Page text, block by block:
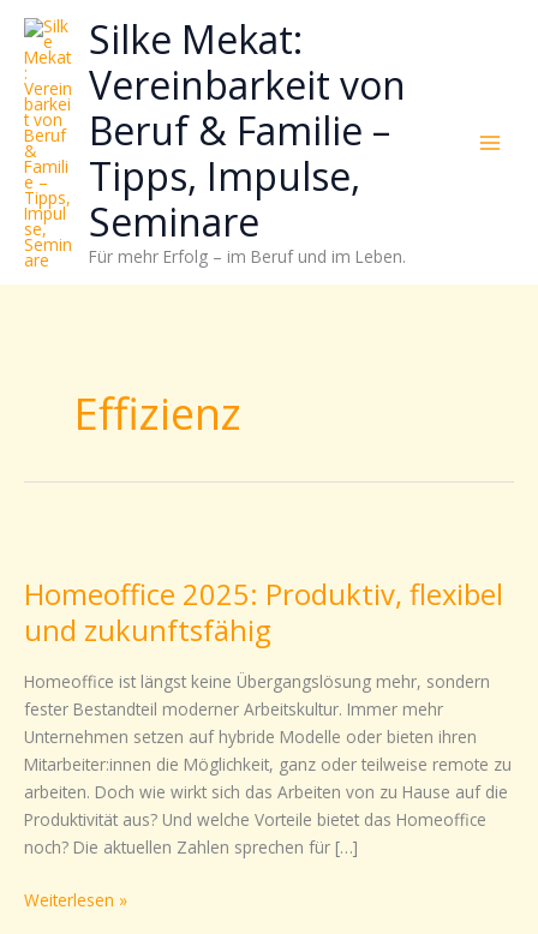
Zum
Inhalt
springen
Silke Mekat:
Vereinbarkeit von
Beruf & Familie –
Tipps, Impulse,
Seminare
Für mehr Erfolg – im Beruf und im Leben.
Effizienz
Homeoffice 2025: Produktiv, flexibel
und zukunftsfähig
Homeoffice ist längst keine Übergangslösung mehr, sondern
fester Bestandteil moderner Arbeitskultur. Immer mehr
Unternehmen setzen auf hybride Modelle oder bieten ihren
Mitarbeiter:innen die Möglichkeit, ganz oder teilweise remote zu
arbeiten. Doch wie wirkt sich das Arbeiten von zu Hause auf die
Produktivität aus? Und welche Vorteile bietet das Homeoffice
noch? Die aktuellen Zahlen sprechen für […]
Produktiv,
flexibel
und
zukunftsfähig
Weiterlesen »
wie
sich
Stress
reduzieren
Energie
gezielter
einsetzen
lässt?
Einfach